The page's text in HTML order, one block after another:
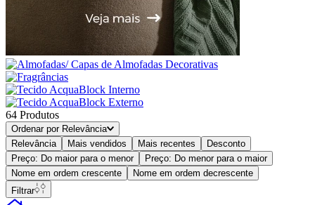
64 Produtos
Ordenar por Relevância
Relevância
Mais vendidos Mais recentes
Desconto
Preço: Do maior para o menor
Preço: Do menor para o maior
Nome em ordem crescente
Nome em ordem decrescente
Filtrar